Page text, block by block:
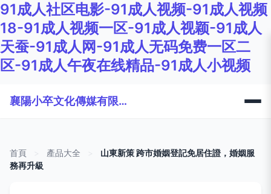
91成人社区电影-91成人视频-91成人视频
18-91成人视频一区-91成人视颖-91成人
天蚕-91成人网-91成人无码免费一区二
区-91成人午夜在线精品-91成人小视频
襄陽小卒文化傳媒有限公司
首頁 產品大全
山東新策 跨市婚姻登記免居住證，婚姻服
務再升級